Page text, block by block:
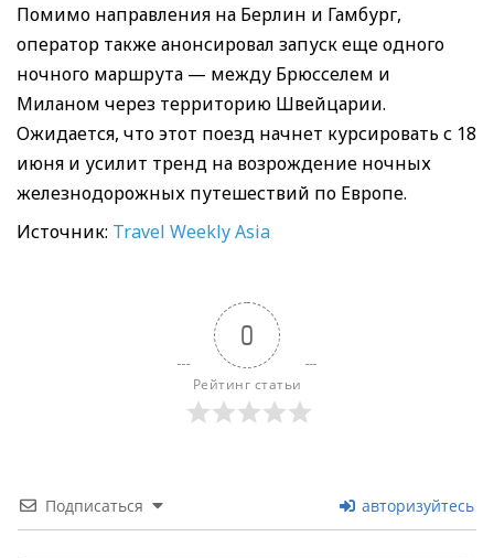
Помимо направления на Берлин и Гамбург,
оператор также анонсировал запуск еще одного
ночного маршрута — между Брюсселем и
Миланом через территорию Швейцарии.
Ожидается, что этот поезд начнет курсировать с 18
июня и усилит тренд на возрождение ночных
железнодорожных путешествий по Европе.
Источник: Travel Weekly Asia
0
Рейтинг статьи
Подписаться авторизуйтесь